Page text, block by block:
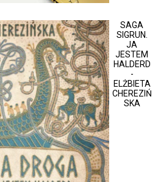
SAGA
SIGRUN.
JA
JESTEM
HALDERD
-
ELŻBIETA
CHEREZIŃ
SKA